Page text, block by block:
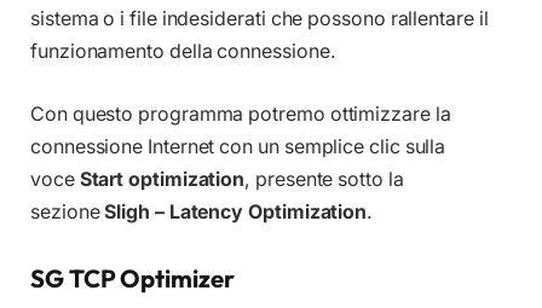
sistema o i file indesiderati che possono rallentare il
funzionamento della connessione.
Con questo programma potremo ottimizzare la
connessione Internet con un semplice clic sulla
voce Start optimization, presente sotto la
sezioneSligh – Latency Optimization.
SG TCP Optimizer